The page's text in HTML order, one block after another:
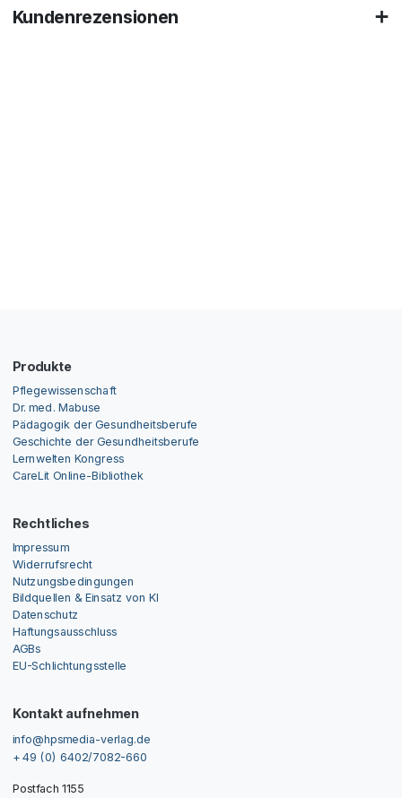
Kundenrezensionen
Produkte
Pflegewissenschaft
Dr. med. Mabuse
Pädagogik der Gesundheitsberufe
Geschichte der Gesundheitsberufe
Lernwelten Kongress
CareLit Online-Bibliothek
Rechtliches
Impressum
Widerrufsrecht
Nutzungsbedingungen
Bildquellen & Einsatz von KI
Datenschutz
Haftungsausschluss
AGBs
EU-Schlichtungsstelle
Kontakt aufnehmen
info@hpsmedia-verlag.de
+ 49 (0) 6402/7082-660
Postfach 1155